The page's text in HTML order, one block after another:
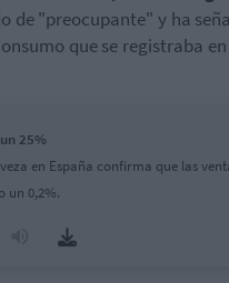
de "preocupante" y ha
que se registraba
25%
en España confirma que las
un 0,2%.